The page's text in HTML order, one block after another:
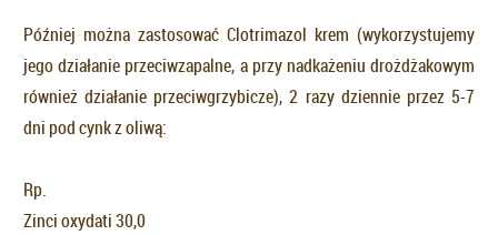
Później można zastosować Clotrimazol krem (wykorzystujemy
jego działanie przeciwzapalne, a przy nadkażeniu drożdżakowym
również działanie przeciwgrzybicze), 2 razy dziennie przez 5-7
dni pod cynk z oliwą:
Rp.
Zinci oxydati 30,0